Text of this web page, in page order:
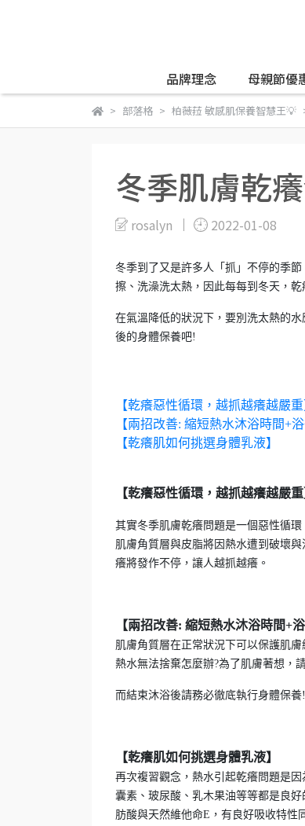
品牌理念 母親節優
部落格 柏薇菈 敏感肌保養智慧王💡
冬季肌膚乾
rosalyn 2022-01-08
冬季到了又是許多人「抓」不停的季
擦、洗澡洗太熱，因此每每到冬天，
在氣溫降低的狀況下，要別洗太熱的
後的身體保養吧!
【乾癢惡性循環，越抓越癢越嚴重
【兩招改善: 縮短熱水沐浴時間+
【乾癢肌如何挑選身體乳液】
【乾癢惡性循環，越抓越癢越嚴重
其實冬季肌膚乾癢問題是一個惡性循
肌膚角質層與皮脂將因熱水遭到破壞
癢將發作不停，讓人越抓越癢。
【兩招改善: 縮短熱水沐浴時間+
肌膚角質層在正常狀況下可以保護肌
熱水無法捨棄怎麼辦?為了肌膚著想，
而結束沐浴後請務必徹底執行身體保
【乾癢肌如何挑選身體乳液】
再次複習觀念，熱水引起乾癢問題是
囊素、玻尿酸、乳木果油等等都是良
肪酸與天然維他命E，有良好吸收特性